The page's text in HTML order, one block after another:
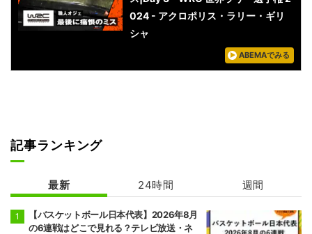
024 - アクロポリス・ラリー・ギリ
シャ
ABEMAでみる
記事ランキング
最新 24時間 週間
【バスケットボール日本代表】2026年8月
の6連戦はどこで見れる？テレビ放送・ネ